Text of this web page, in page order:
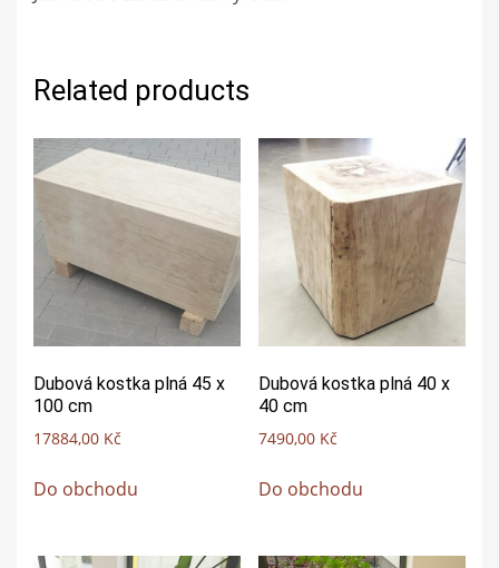
Related products
Dubová kostka plná 45 x
100 cm
17884,00 Kč
Do obchodu
Dubová kostka plná 40 x
40 cm
7490,00 Kč
Do obchodu